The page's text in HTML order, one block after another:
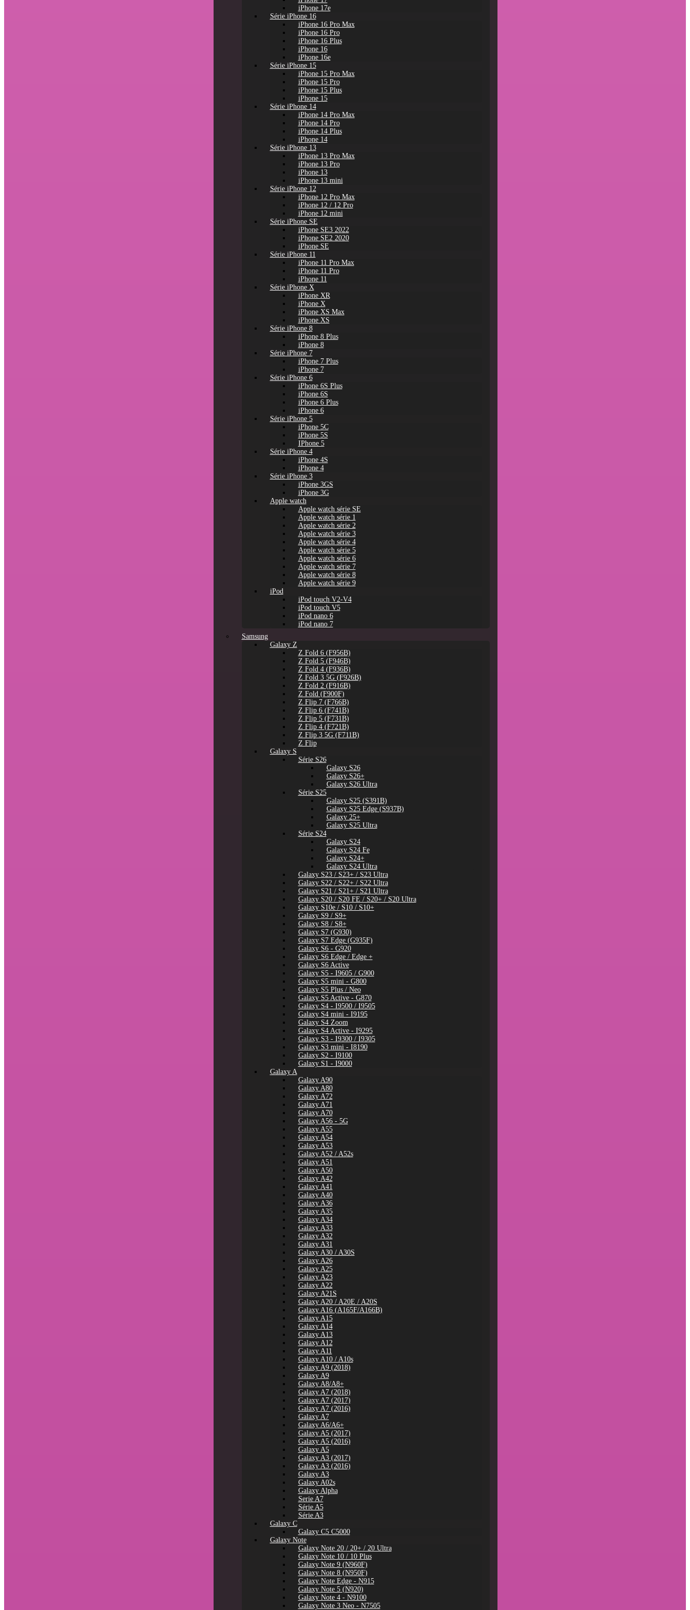
iPhone 17e
Série iPhone 16
iPhone 16 Pro Max
iPhone 16 Pro
iPhone 16 Plus
iPhone 16
iPhone 16e
Série iPhone 15
iPhone 15 Pro Max
iPhone 15 Pro
iPhone 15 Plus
iPhone 15
Série iPhone 14
iPhone 14 Pro Max
iPhone 14 Pro
iPhone 14 Plus
iPhone 14
Série iPhone 13
iPhone 13 Pro Max
iPhone 13 Pro
iPhone 13
iPhone 13 mini
Série iPhone 12
iPhone 12 Pro Max
iPhone 12 / 12 Pro
iPhone 12 mini
Série iPhone SE
iPhone SE3 2022
iPhone SE2 2020
iPhone SE
Série iPhone 11
iPhone 11 Pro Max
iPhone 11 Pro
iPhone 11
Série iPhone X
iPhone XR
iPhone X
iPhone XS Max
iPhone XS
Série iPhone 8
iPhone 8 Plus
iPhone 8
Série iPhone 7
iPhone 7 Plus
iPhone 7
Série iPhone 6
iPhone 6S Plus
iPhone 6S
iPhone 6 Plus
iPhone 6
Série iPhone 5
iPhone 5C
iPhone 5S
IPhone 5
Série iPhone 4
iPhone 4S
iPhone 4
Série iPhone 3
iPhone 3GS
iPhone 3G
Apple watch
Apple watch série SE
Apple watch série 1
Apple watch série 2
Apple watch série 3
Apple watch série 4
Apple watch série 5
Apple watch série 6
Apple watch série 7
Apple watch série 8
Apple watch série 9
iPod
iPod touch V2-V4
iPod touch V5
iPod nano 6
iPod nano 7
Samsung
Galaxy Z
Z Fold 6 (F956B)
Z Fold 5 (F946B)
Z Fold 4 (F936B)
Z Fold 3 5G (F926B)
Z Fold 2 (F916B)
Z Fold (F900F)
Z Flip 7 (F766B)
Z Flip 6 (F741B)
Z Flip 5 (F731B)
Z Flip 4 (F721B)
Z Flip 3 5G (F711B)
Z Flip
Galaxy S
Série S26
Galaxy S26
Galaxy S26+
Galaxy S26 Ultra
Série S25
Galaxy S25 (S391B)
Galaxy S25 Edge (S937B)
Galaxy 25+
Galaxy S25 Ultra
Série S24
Galaxy S24
Galaxy S24 Fe
Galaxy S24+
Galaxy S24 Ultra
Galaxy S23 / S23+ / S23 Ultra
Galaxy S22 / S22+ / S22 Ultra
Galaxy S21 / S21+ / S21 Ultra
Galaxy S20 / S20 FE / S20+ / S20 Ultra
Galaxy S10e / S10 / S10+
Galaxy S9 / S9+
Galaxy S8 / S8+
Galaxy S7 (G930)
Galaxy S7 Edge (G935F)
Galaxy S6 - G920
Galaxy S6 Edge / Edge +
Galaxy S6 Active
Galaxy S5 - I9605 / G900
Galaxy S5 mini - G800
Galaxy S5 Plus / Neo
Galaxy S5 Active - G870
Galaxy S4 - I9500 / I9505
Galaxy S4 mini - I9195
Galaxy S4 Zoom
Galaxy S4 Active - I9295
Galaxy S3 - I9300 / I9305
Galaxy S3 mini - I8190
Galaxy S2 - I9100
Galaxy S1 - I9000
Galaxy A
Galaxy A90
Galaxy A80
Galaxy A72
Galaxy A71
Galaxy A70
Galaxy A56 - 5G
Galaxy A55
Galaxy A54
Galaxy A53
Galaxy A52 / A52s
Galaxy A51
Galaxy A50
Galaxy A42
Galaxy A41
Galaxy A40
Galaxy A36
Galaxy A35
Galaxy A34
Galaxy A33
Galaxy A32
Galaxy A31
Galaxy A30 / A30S
Galaxy A26
Galaxy A25
Galaxy A23
Galaxy A22
Galaxy A21S
Galaxy A20 / A20E / A20S
Galaxy A16 (A165F/A166B)
Galaxy A15
Galaxy A14
Galaxy A13
Galaxy A12
Galaxy A11
Galaxy A10 / A10s
Galaxy A9 (2018)
Galaxy A9
Galaxy A8/A8+
Galaxy A7 (2018)
Galaxy A7 (2017)
Galaxy A7 (2016)
Galaxy A7
Galaxy A6/A6+
Galaxy A5 (2017)
Galaxy A5 (2016)
Galaxy A5
Galaxy A3 (2017)
Galaxy A3 (2016)
Galaxy A3
Galaxy A02s
Galaxy Alpha
Serie A7
Série A5
Série A3
Galaxy C
Galaxy C5 C5000
Galaxy Note
Galaxy Note 20 / 20+ / 20 Ultra
Galaxy Note 10 / 10 Plus
Galaxy Note 9 (N960F)
Galaxy Note 8 (N950F)
Galaxy Note Edge - N915
Galaxy Note 5 (N920)
Galaxy Note 4 - N9100
Galaxy Note 3 Neo - N7505